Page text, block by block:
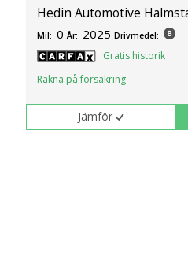
Hedin Automotive
Mil: 0 År: 2025 Drivmedel:
Gratis historik
Räkna på försäkring
Jämför